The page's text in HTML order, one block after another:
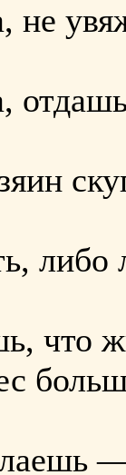
не
либо
что